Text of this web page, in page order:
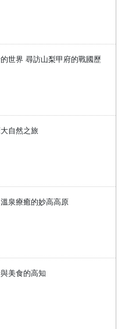
世界 尋訪山梨甲府的戰國歷
自然之旅
泉療癒的妙高高原
美食的高知